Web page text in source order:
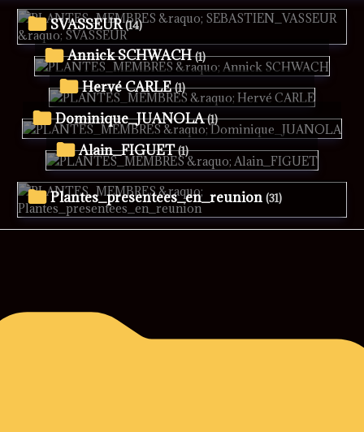
SVASSEUR (14)
Annick SCHWACH (1)
Hervé CARLE (1)
Dominique_JUANOLA (1)
Alain_FIGUET (1)
Plantes_presentees_en_reunion (31)